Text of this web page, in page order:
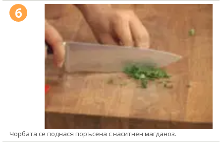
6
Чорбата се поднася поръсена с наситнен магданоз.